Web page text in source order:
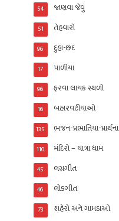
જાણવા જેવું
54
તેહવારો
51
દુહા-છંદ
96
પાળીયા
17
ફરવા લાયક સ્થળો
96
બહારવટીયાઓ
16
ભજન-પ્રભાતિયા-પ્રાર્થના
135
મંદિરો – યાત્રા ધામ
110
લગ્નગીત
45
લોકગીત
46
શહેરો અને ગામડાઓ
73